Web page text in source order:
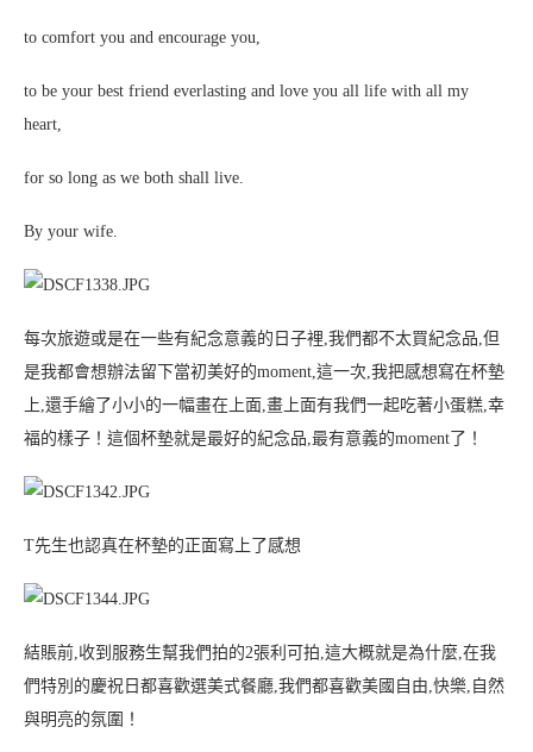
to comfort you and encourage you,
to be your best friend everlasting and love you all life with all my
heart,
for so long as we both shall live.
By your wife.
每次旅遊或是在一些有紀念意義的日子裡,我們都不太買紀念品,但
是我都會想辦法留下當初美好的moment,這一次,我把感想寫在杯墊
上,還手繪了小小的一幅畫在上面,畫上面有我們一起吃著小蛋糕,幸
福的樣子！這個杯墊就是最好的紀念品,最有意義的moment了！
T先生也認真在杯墊的正面寫上了感想
結賬前,收到服務生幫我們拍的2張利可拍,這大概就是為什麼,在我
們特別的慶祝日都喜歡選美式餐廳,我們都喜歡美國自由,快樂,自然
與明亮的氛圍！